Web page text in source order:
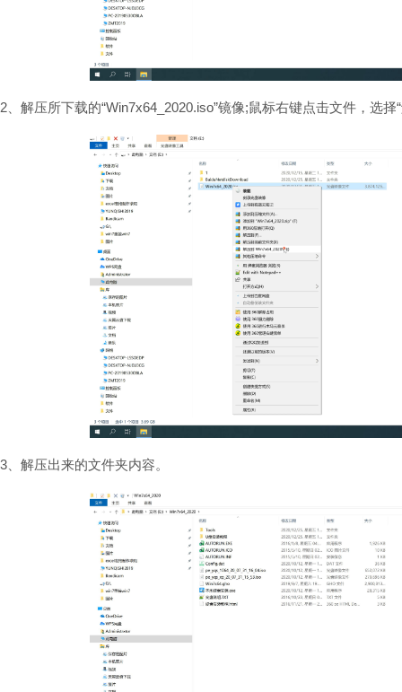
2、解压所下载的“Win7x64_2020.iso”镜像;鼠标右键点击文件，选择
3、解压出来的文件夹内容。